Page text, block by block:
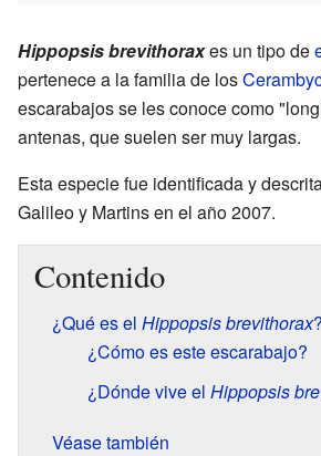
Hippopsis brevithoraxes un tipo de
pertenece a la familia de los
escarabajos se les conoce como
antenas, que suelen ser muy largas.
Esta especie fue identificada y
Galileo y Martins en el año 2007.
Contenido
¿Qué es el Hippopsis brevithorax?
¿Cómo es este escarabajo?
¿Dónde vive el Hippopsis
Véase también